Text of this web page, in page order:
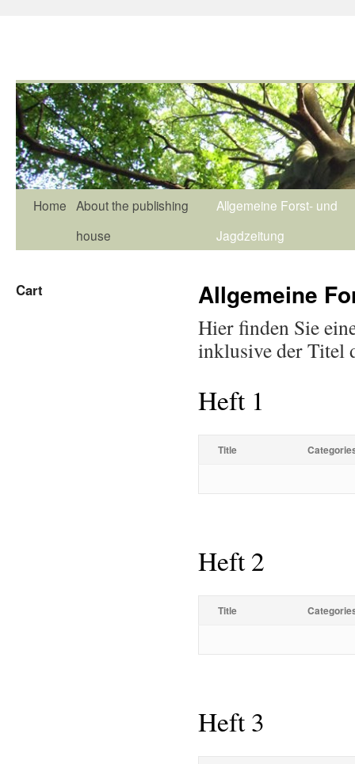
Home About the publishing
house
Allgemeine Forst- und
Jagdzeitung
Allgemeine
Hier finden Sie
inklusive der Titel
Heft 1
Title
Heft 2
Title
Heft 3
Cart